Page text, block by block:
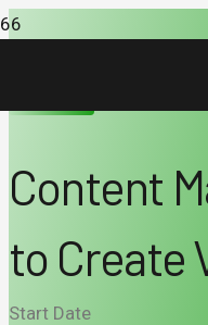
Content
to Create
Start Date